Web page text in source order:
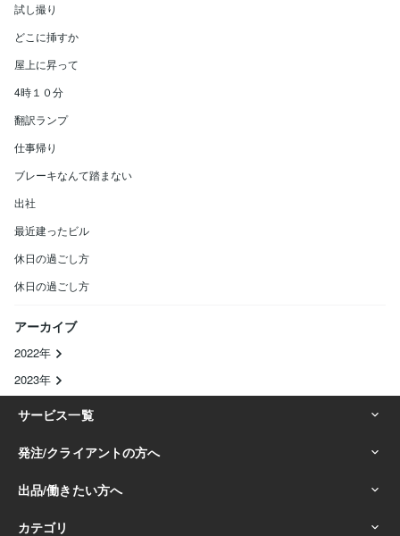
試し撮り
どこに挿すか
屋上に昇って
4時１０分
翻訳ランプ
仕事帰り
ブレーキなんて踏まない
出社
最近建ったビル
休日の過ごし方
休日の過ごし方
アーカイブ
2022年
2023年